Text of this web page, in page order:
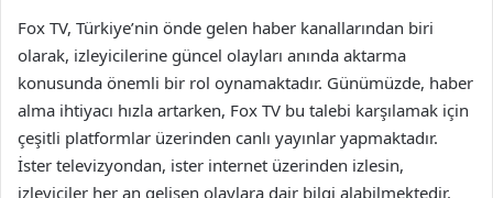
Fox TV, Türkiye’nin önde gelen haber kanallarından biri
olarak, izleyicilerine güncel olayları anında aktarma
konusunda önemli bir rol oynamaktadır. Günümüzde, haber
alma ihtiyacı hızla artarken, Fox TV bu talebi karşılamak için
çeşitli platformlar üzerinden canlı yayınlar yapmaktadır.
İster televizyondan, ister internet üzerinden izlesin,
izleyiciler her an gelişen olaylara dair bilgi alabilmektedir.